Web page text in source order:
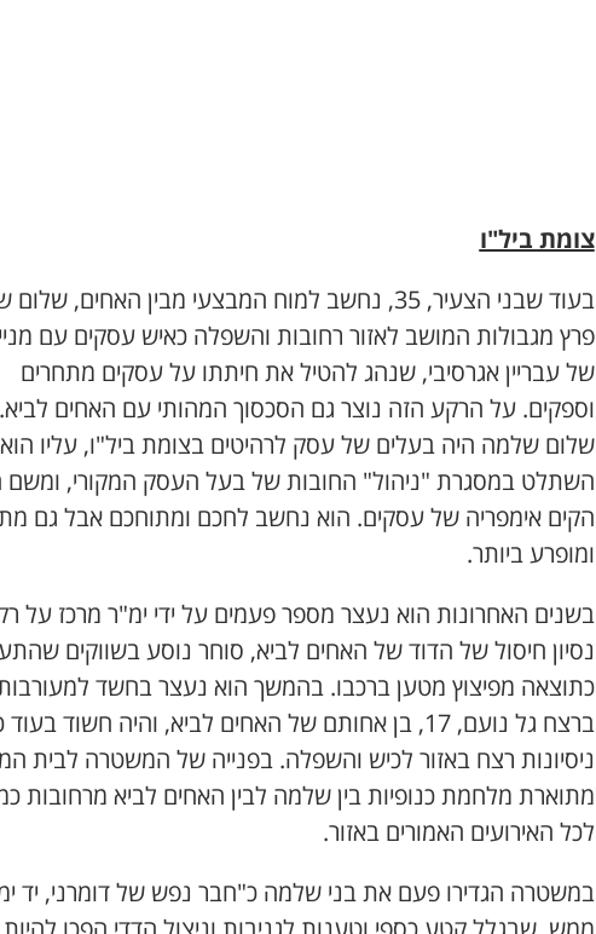
צומת ביל"ו
בעוד שבני הצעיר, 35, נחשב למוח המבצעי מבין האחים,
פרץ מגבולות המושב לאזור רחובות והשפלה כאיש עסקים עם
של עבריין אגרסיבי, שנהג להטיל את חיתתו על עסקים מתחרים
וספקים. על הרקע הזה נוצר גם הסכסוך המהותי עם האחים לביא.
שלום שלמה היה בעלים של עסק לרהיטים בצומת ביל"ו, עליו הוא
השתלט במסגרת "ניהול" החובות של בעל העסק המקורי, ומשם
הקים אימפריה של עסקים. הוא נחשב לחכם ומתוחכם אבל גם
ומופרע ביותר.
בשנים האחרונות הוא נעצר מספר פעמים על ידי ימ"ר מרכז על
נסיון חיסול של הדוד של האחים לביא, סוחר נוסע בשווקים
כתוצאה מפיצוץ מטען ברכבו. בהמשך הוא נעצר בחשד
ברצח גל נועם, 17, בן אחותם של האחים לביא, והיה חשוד
ניסיונות רצח באזור לכיש והשפלה. בפנייה של המשטרה לבית
מתוארת מלחמת כנופיות בין שלמה לבין האחים לביא מרחובות
לכל האירועים האמורים באזור.
במשטרה הגדירו פעם את בני שלמה כ"חבר נפש של דומרני, יד